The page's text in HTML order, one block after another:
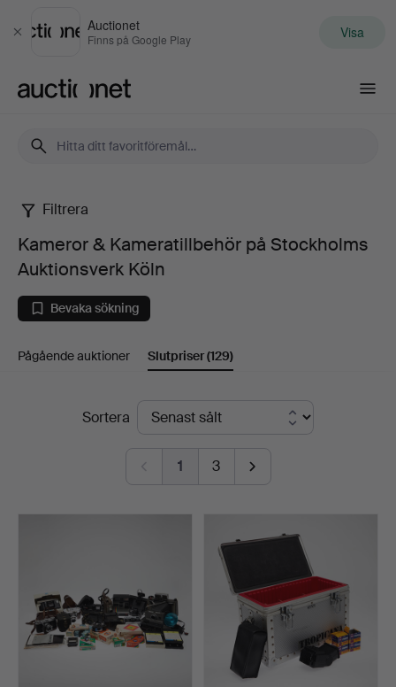
Stäng
Auctionet
Finns på Google Play Visa
Kameror
Kameratillbehör
på
Auktionsverk
Filtrera
Kameror & Kameratillbehör på Stockholms
Auktionsverk Köln
Bevaka sökning
Pågående auktioner Slutpriser(129)
SlutpriserSortera
1 3